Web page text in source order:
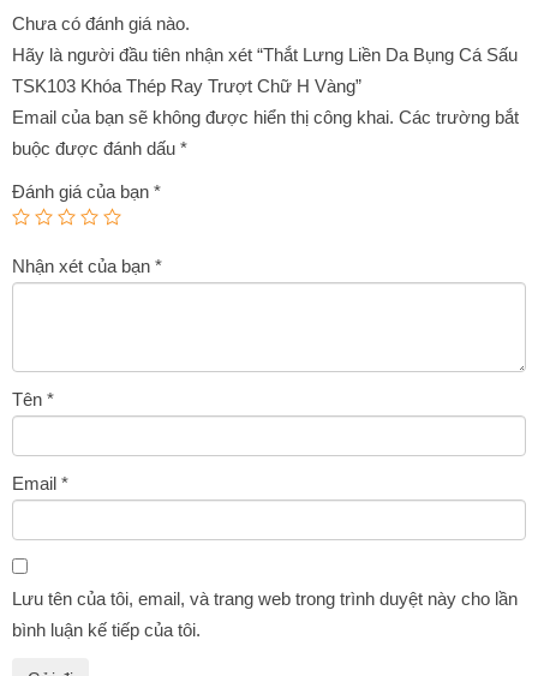
Chưa có đánh giá nào.
Hãy là người đầu tiên nhận xét “Thắt Lưng Liền Da Bụng Cá Sấu
TSK103 Khóa Thép Ray Trượt Chữ H Vàng”
Email của bạn sẽ không được hiển thị công khai. Các trường bắt
buộc được đánh dấu *
Đánh giá của bạn *
Nhận xét của bạn *
Tên *
Email *
Lưu tên của tôi, email, và trang web trong trình duyệt này cho lần
bình luận kế tiếp của tôi.